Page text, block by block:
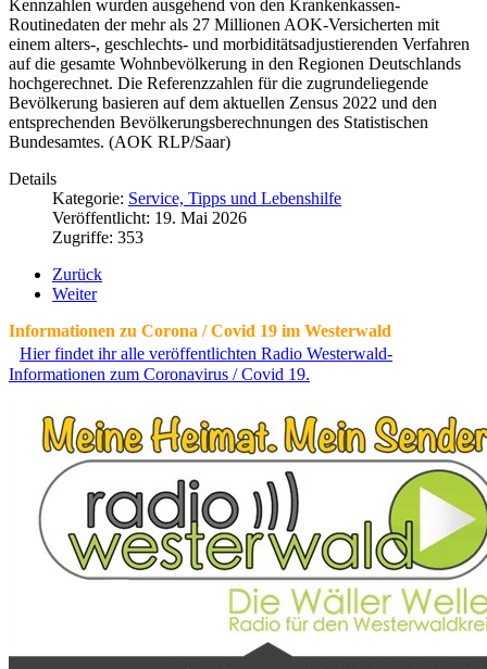
Kennzahlen wurden ausgehend von den Krankenkassen-
Routinedaten der mehr als 27 Millionen AOK-Versicherten mit
einem alters-, geschlechts- und morbiditätsadjustierenden Verfahren
auf die gesamte Wohnbevölkerung in den Regionen Deutschlands
hochgerechnet. Die Referenzzahlen für die zugrundeliegende
Bevölkerung basieren auf dem aktuellen Zensus 2022 und den
entsprechenden Bevölkerungsberechnungen des Statistischen
Bundesamtes. (AOK RLP/Saar)
Details
Kategorie: Service, Tipps und Lebenshilfe
Veröffentlicht: 19. Mai 2026
Zugriffe: 353
Zurück
Weiter
Informationen zu Corona / Covid 19 im Westerwald
Hier findet ihr alle veröffentlichten Radio Westerwald-
Informationen zum Coronavirus / Covid 19.